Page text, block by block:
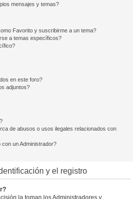
mensajes y temas?
Favorito y suscribirme a un tema?
a temas específicos?
en este foro?
adjuntos?
de abusos o usos ilegales relacionados con
un Administrador?
y el registro
la toman los Administradores y